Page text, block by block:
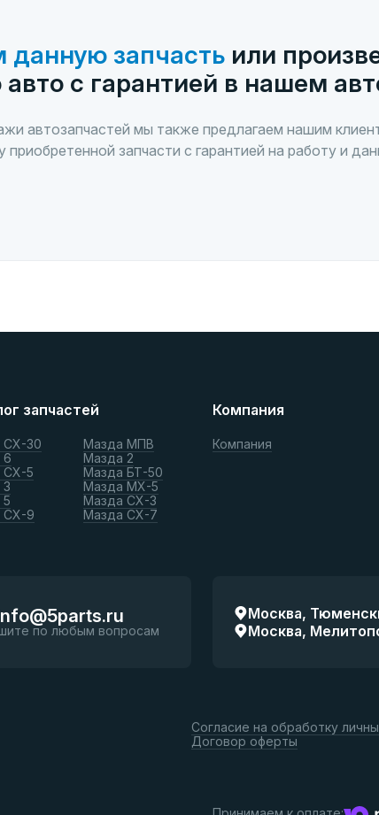
данную запчастьили
авто с гарантией в нашем
автозапчастей мы также предлагаем нашим
приобретенной запчасти с гарантией на работу и
запчастей
СХ-30
6
СХ-5
СХ-9
Мазда МПВ
Мазда 2
Мазда БТ-50
Мазда МХ-5
Мазда СХ-3
Мазда СХ-7
Компания
Компания
по любым вопросам
Москва,
Москва,
Согласие на обработку
Договор оферты